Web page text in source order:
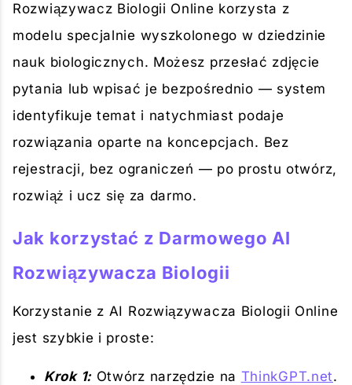
Rozwiązywacz Biologii Online korzysta z
modelu specjalnie wyszkolonego w dziedzinie
nauk biologicznych. Możesz przesłać zdjęcie
pytania lub wpisać je bezpośrednio — system
identyfikuje temat i natychmiast podaje
rozwiązania oparte na koncepcjach. Bez
rejestracji, bez ograniczeń — po prostu otwórz,
rozwiąż i ucz się za darmo.
Jak korzystać z Darmowego AI
Rozwiązywacza Biologii
Korzystanie z AI Rozwiązywacza Biologii Online
jest szybkie i proste:
Krok 1:Otwórz narzędzie na ThinkGPT.net.